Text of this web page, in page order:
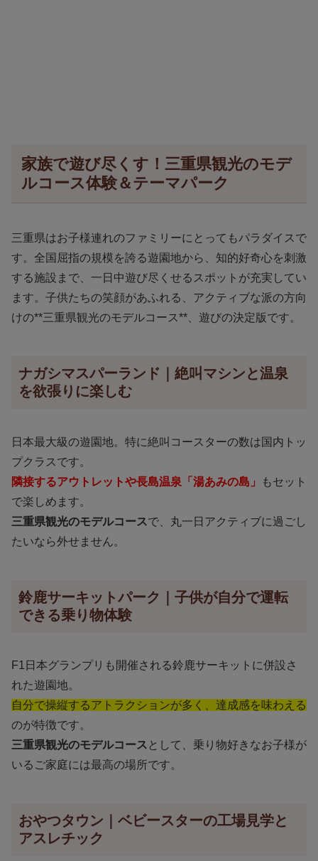
家族で遊び尽くす！三重県観光のモデ
ルコース体験＆テーマパーク
三重県はお子様連れのファミリーにとってもパラダイスで
す。全国屈指の規模を誇る遊園地から、知的好奇心を刺激
する施設まで、一日中遊び尽くせるスポットが充実してい
ます。子供たちの笑顔があふれる、アクティブな派の方向
けの**三重県観光のモデルコース**、遊びの決定版です。
ナガシマスパーランド｜絶叫マシンと温泉
を欲張りに楽しむ
日本最大級の遊園地。特に絶叫コースターの数は国内トッ
プクラスです。
隣接するアウトレットや長島温泉「湯あみの島」
もセット
で楽しめます。
三重県観光のモデルコースで、丸一日アクティブに過ごし
たいなら外せません。
鈴鹿サーキットパーク｜子供が自分で運転
できる乗り物体験
F1日本グランプリも開催される鈴鹿サーキットに併設さ
れた遊園地。
自分で操縦するアトラクションが多く、達成感を味わえる
のが特徴です。
三重県観光のモデルコース として、乗り物好きなお子様が
いるご家庭には最高の場所です。
おやつタウン｜ベビースターの工場見学と
アスレチック